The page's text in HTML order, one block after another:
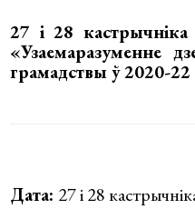
27 і 28 кастрычніка
«Узаемаразуменне
грамадствы ў 2020-22
Дата: 27 і 28